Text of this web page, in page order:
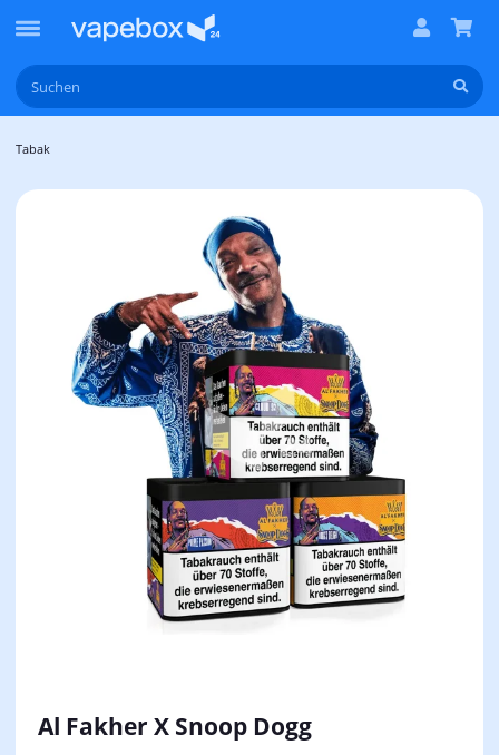
Tabak
Al Fakher X Snoop Dogg